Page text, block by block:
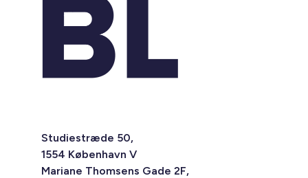
Studiestræde 50,
1554 København V
Mariane Thomsens Gade 2F,